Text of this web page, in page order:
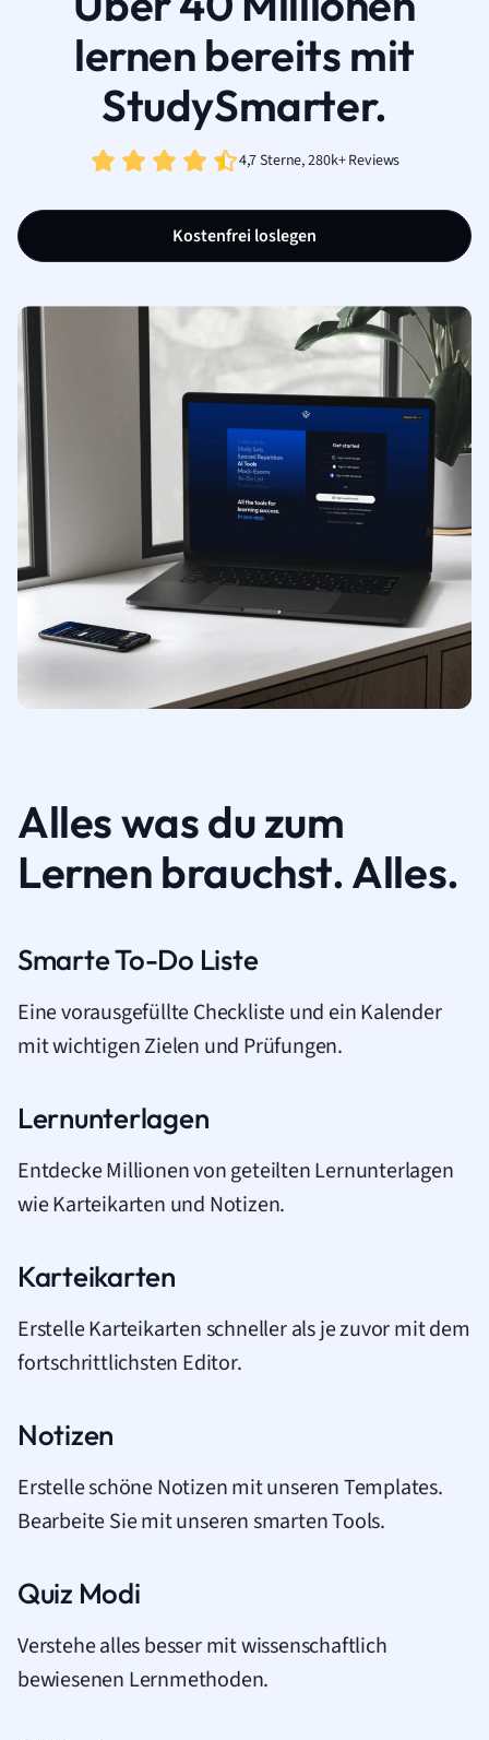
lernen bereits mit
StudySmarter.
4,7 Sterne, 280k+ Reviews
Kostenfrei loslegen
Alles was du zum
Lernen brauchst. Alles.
Smarte To-Do Liste
Eine vorausgefüllte Checkliste und ein Kalender
mit wichtigen Zielen und Prüfungen.
Lernunterlagen
Entdecke Millionen von geteilten Lernunterlagen
wie Karteikarten und Notizen.
Karteikarten
Erstelle Karteikarten schneller als je zuvor mit dem
fortschrittlichsten Editor.
Notizen
Erstelle schöne Notizen mit unseren Templates.
Bearbeite Sie mit unseren smarten Tools.
Quiz Modi
Verstehe alles besser mit wissenschaftlich
bewiesenen Lernmethoden.